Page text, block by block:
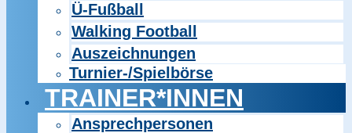
Ü-Fußball
Walking Football
Auszeichnungen
Turnier-/Spielbörse
TRAINER*INNEN
Ansprechpersonen